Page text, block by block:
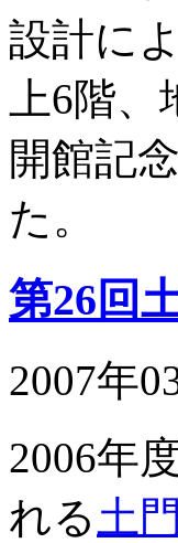
設計に
上6階
開館記
た。
第26回
2007年
2006年
れる 土